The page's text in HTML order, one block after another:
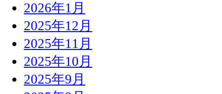
2026年1月
2025年12月
2025年11月
2025年10月
2025年9月